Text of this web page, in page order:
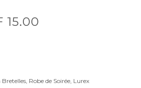
15.00
Robe de Soirée, Lurex